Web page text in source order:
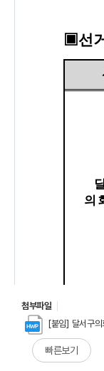
첨부파일
[붙임] 달서구
빠른보기